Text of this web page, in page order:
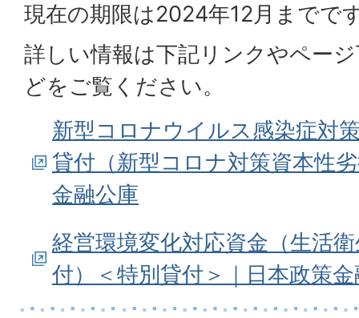
現在の期限は2024年12月までで
詳しい情報は下記リンクやペー
どをご覧ください。
新型コロナウイルス感染症対
貸付（新型コロナ対策資本性
金融公庫
経営環境変化対応資金（生活
付）＜特別貸付＞｜日本政策